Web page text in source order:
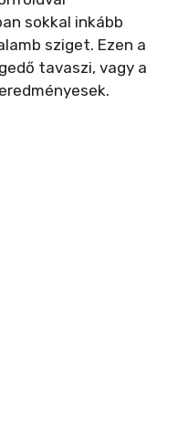
sokkal inkább
sziget. Ezen a
tavaszi, vagy a